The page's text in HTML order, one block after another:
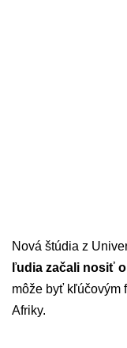
Nová štúdia z
ľudia začali nosiť
môže byť kľúčovým
Afriky.